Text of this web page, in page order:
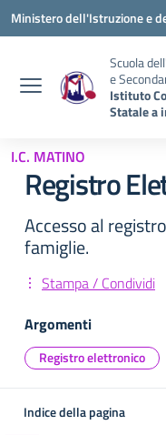
Vai ai contenuti
Vai al menu di navigazione
Vai al footer
Ministero dell'Istruzione e
Scuola
e
Istituto
Statale a
I.C. MATINO
Registro
Accesso al
famiglie.
Stampa / Condividi
Argomenti
Registro elettronico
Indice della pagina